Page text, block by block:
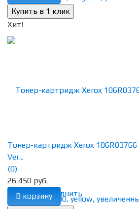
Хит!
избранное сравнить
Тонер-картридж Xerox
Ver...
(0)
26 450 руб.
В корзину